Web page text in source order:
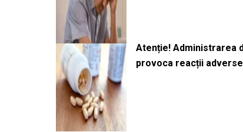
Atenție! Administrarea
provoca reacții